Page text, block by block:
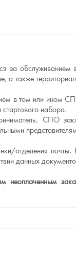
за
также
в том или ином
набора.
СПО
отделения
данных